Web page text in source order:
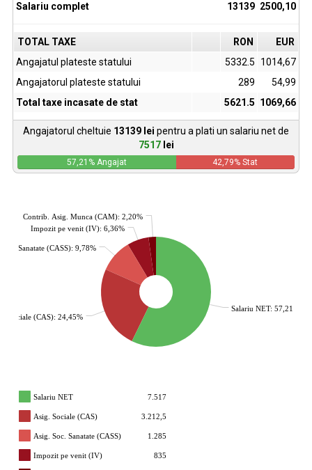
Salariu complet
13139 2500,10
TOTAL TAXE RON
EUR
Angajatul plateste statului
5332.5
1014,67
Angajatorul plateste statului
289
54,99
Total taxe incasate de stat
5621.5 1069,66
Angajatorul cheltuie 13139 lei pentru a plati un salariu net de
7517 lei
57,21 % Angajat 42,79% Stat
Salariu NET: 57,21%
Sociale (CAS): 24,45%
Sanatate (CASS): 9,78%
Impozit pe venit (IV): 6,36%
Contrib. Asig. Munca (CAM): 2,20%
Salariu NET 7.517
Asig. Sociale (CAS) 3.212,5
Asig. Soc. Sanatate (CASS) 1.285
Impozit pe venit (IV) 835